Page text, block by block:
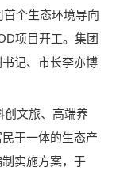
个生态环境导向
项目开工。集团
记、市长李亦博
创文旅、高端养
于一体的生态产
实施方案，于